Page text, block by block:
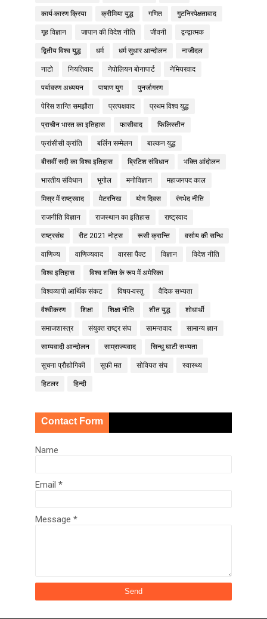
कार्य-कारण क्रिया क्रीमिया युद्ध गणित गुटनिरपेक्षतावाद
गृह विज्ञान जापान की विदेश नीति जीवनी द्वन्द्वात्मक
द्वितीय विश्व युद्ध धर्म धर्म सुधार आन्दोलन नाजीदल
नाटो नियतिवाद नेपोलियन बोनापार्ट नेमियरवाद
पर्यावरण अध्ययन पाषाण युग पुनर्जागरण
पेरिस शान्ति समझौता प्रत्यक्षवाद प्रथम विश्व युद्ध
प्राचीन भारत का इतिहास फासीवाद फिलिस्तीन
फ्रांसीसी क्रांति बर्लिन सम्मेलन बाल्कन युद्ध
बीसवीं सदी का विश्व इतिहास ब्रिटिश संविधान भक्ति आंदोलन
भारतीय संविधान भूगोल मनोविज्ञान महाजनपद काल
मिस्र में राष्ट्रवाद मेटरनिख योग दिवस रंगभेद नीति
राजनीति विज्ञान राजस्थान का इतिहास राष्ट्रवाद
राष्ट्रसंघ रीट 2021 नोट्स रूसी क्रान्ति वर्साय की सन्धि
वाणिज्य वाणिज्यवाद वारसा पैक्ट विज्ञान विदेश नीति
विश्व इतिहास विश्व शक्ति के रूप में अमेरिका
विश्वव्यापी आर्थिक संकट विषय-वस्तु वैदिक सभ्यता
वैश्वीकरण शिक्षा शिक्षा नीति शीत युद्ध शोधार्थी
समाजशास्त्र संयुक्त राष्ट्र संघ सामन्तवाद सामान्य ज्ञान
साम्यवादी आन्दोलन साम्राज्यवाद सिन्धु घाटी सभ्यता
सूचना प्रौद्योगिकी सूफी मत सोवियत संघ स्वास्थ्य
हिटलर हिन्दी
Contact Form
Name
Email *
Message *